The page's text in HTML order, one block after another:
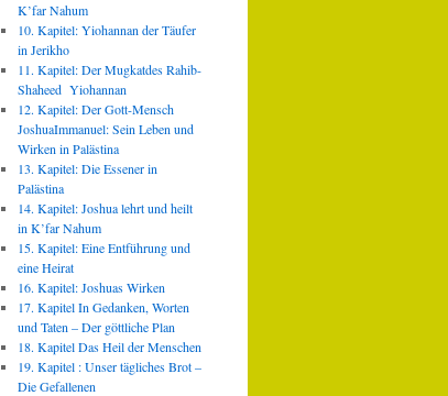
K’far Nahum
10. Kapitel: Yiohannan der Täufer
in Jerikho
11. Kapitel: Der Mugkatdes Rahib-
Shaheed Yiohannan
12. Kapitel: Der Gott-Mensch
JoshuaImmanuel: Sein Leben und
Wirken in Palästina
13. Kapitel: Die Essener in
Palästina
14. Kapitel: Joshua lehrt und heilt
in K’far Nahum
15. Kapitel: Eine Entführung und
eine Heirat
16. Kapitel: Joshuas Wirken
17. Kapitel In Gedanken, Worten
und Taten – Der göttliche Plan
18. Kapitel Das Heil der Menschen
19. Kapitel : Unser tägliches Brot –
Die Gefallenen